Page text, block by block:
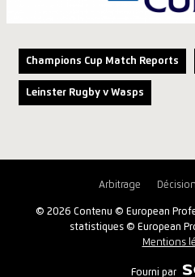
Champions Cup Match Reports
Leinster Rugby v Wasps
Arbitrage
© 2026 Contenu © European
statistiques © European
Mentions
Fourni par